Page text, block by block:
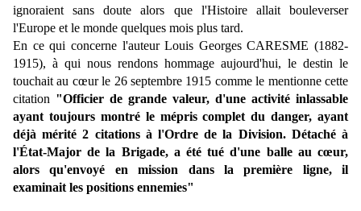
ignoraient sans doute alors que l'Histoire allait bouleverser
l'Europe et le monde quelques mois plus tard.
En ce qui concerne l'auteur Louis Georges CARESME (1882-
1915), à qui nous rendons hommage aujourd'hui, le destin le
touchait au cœur le 26 septembre 1915 comme le mentionne cette
citation "Officier de grande valeur, d'une activité inlassable
ayant toujours montré le mépris complet du danger, ayant
déjà mérité 2 citations à l'Ordre de la Division. Détaché à
l'État-Major de la Brigade, a été tué d'une balle au cœur,
alors qu'envoyé en mission dans la première ligne, il
examinait les positions ennemies"